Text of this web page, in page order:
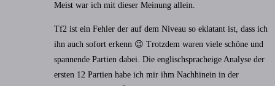
Meist war ich mit dieser Meinung allein.
Tf2 ist ein Fehler der auf dem Niveau so eklatant ist, dass ich
ihn auch sofort erkenn 😉 Trotzdem waren viele schöne und
spannende Partien dabei. Die englischspracheige Analyse der
ersten 12 Partien habe ich mir ihm Nachhinein in der